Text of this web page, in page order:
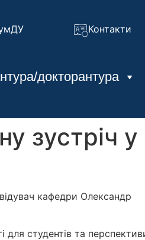
Контакти
докторантура
зустріч у
кафедри Олександр
для студентів та